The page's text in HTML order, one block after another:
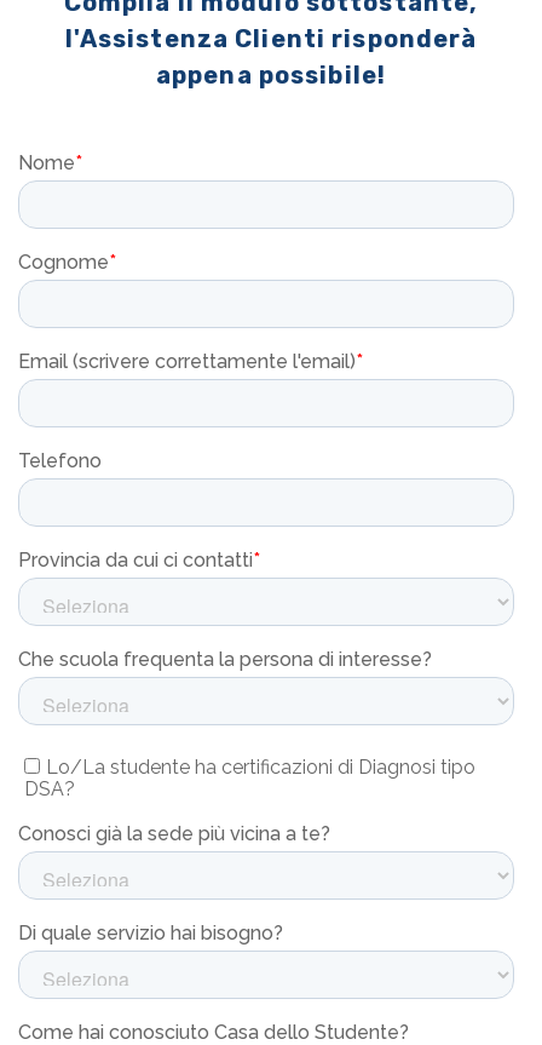
l'Assistenza Clienti risponderà
appena possibile!